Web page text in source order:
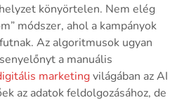
könyörtelen. Nem elég
módszer, ahol a kampányok
Az algoritmusok ugyan
a manuális
marketingvilágában az AI
az adatok feldolgozásához, de